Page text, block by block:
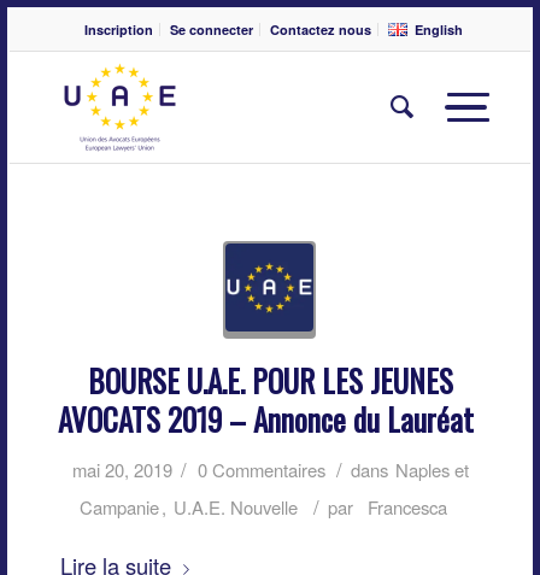
Inscription Se connecter Contactez nous English
BOURSE U.A.E. POUR LES JEUNES
AVOCATS 2019 – Annonce du Lauréat
mai 20, 2019 / 0 Commentaires / dans Naples et
Campanie, U.A.E. Nouvelle / par Francesca
Lire la suite